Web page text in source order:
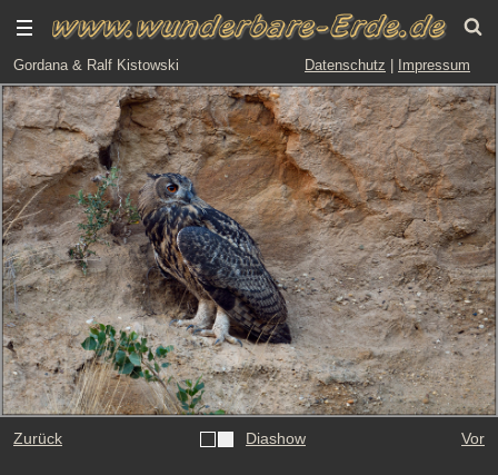
Gordana & Ralf Kistowski Datenschutz Impressum
Zurück Diashow Vor